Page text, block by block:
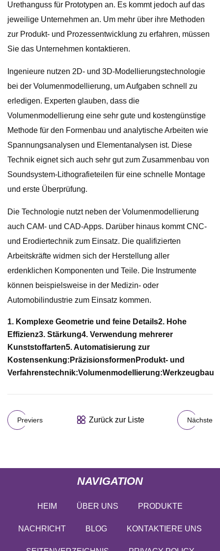
Urethanguss für Prototypen an. Es kommt jedoch auf das
jeweilige Unternehmen an. Um mehr über ihre Methoden
zur Produkt- und Prozessentwicklung zu erfahren, müssen
Sie das Unternehmen kontaktieren.
Ingenieure nutzen 2D- und 3D-Modellierungstechnologie
bei der Volumenmodellierung, um Aufgaben schnell zu
erledigen. Experten glauben, dass die
Volumenmodellierung eine sehr gute und kostengünstige
Methode für den Formenbau und analytische Arbeiten wie
Spannungsanalysen und Elementanalysen ist. Diese
Technik eignet sich auch sehr gut zum Zusammenbau von
Soundsystem-Lithografieteilen für eine schnelle Montage
und erste Überprüfung.
Die Technologie nutzt neben der Volumenmodellierung
auch CAM- und CAD-Apps. Darüber hinaus kommt CNC-
und Erodiertechnik zum Einsatz. Die qualifizierten
Arbeitskräfte widmen sich der Herstellung aller
erdenklichen Komponenten und Teile. Die Instrumente
können beispielsweise in der Medizin- oder
Automobilindustrie zum Einsatz kommen.
1. Komplexe Geometrie und feine Details2. Hohe
Effizienz3. Stärkung4. Verwendung mehrerer
Kunststoffarten5. Automatisierung zur
Kostensenkung: Präzisionsformen Produkt- und
Verfahrenstechnik:Volumenmodellierung:Werkzeugbau
Previers Zurück zur Liste Nächste
NAVIGATION
HEIM ÜBER UNS PRODUKTE
NACHRICHT BLOG KONTAKTIERE UNS